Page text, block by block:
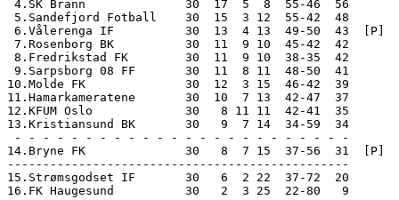
4.SK Brann              30  17  5  8  55-46  56
5.Sandefjord Fotball    30  15  3 12  55-42  48
6.Vålerenga IF          30  13  4 13  49-50  43  [P]
7.Rosenborg BK          30  11  9 10  45-42  42
8.Fredrikstad FK        30  11  9 10  38-35  42
9.Sarpsborg 08 FF       30  11  8 11  48-50  41
10.Molde FK              30  12  3 15  46-42  39
11.Hamarkameratene       30  10  7 13  42-47  37
12.KFUM Oslo             30   8 11 11  42-41  35
13.Kristiansund BK       30   9  7 14  34-59  34
- - - - - - - - - - - - - - - - - - - - - - - -
14.Bryne FK              30   8  7 15  37-56  31  [P]
------------------------------------------------
15.Strømsgodset IF       30   6  2 22  37-72  20
16.FK Haugesund          30   2  3 25  22-80   9